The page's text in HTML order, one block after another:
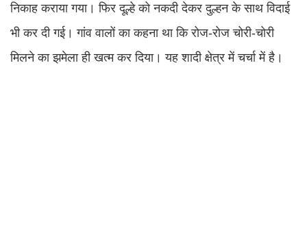
निकाह कराया गया। फिर दूल्हे को नकदी देकर दुल्हन के साथ विदाई
भी कर दी गई। गांव वालों का कहना था कि रोज-रोज चोरी-चोरी
मिलने का झमेला ही खत्म कर दिया। यह शादी क्षेत्र में चर्चा में है।